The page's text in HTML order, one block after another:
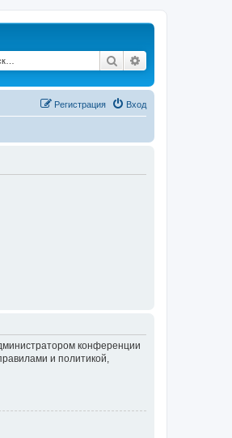
Поиск
Вход
Регистрация
конференции
и политикой,